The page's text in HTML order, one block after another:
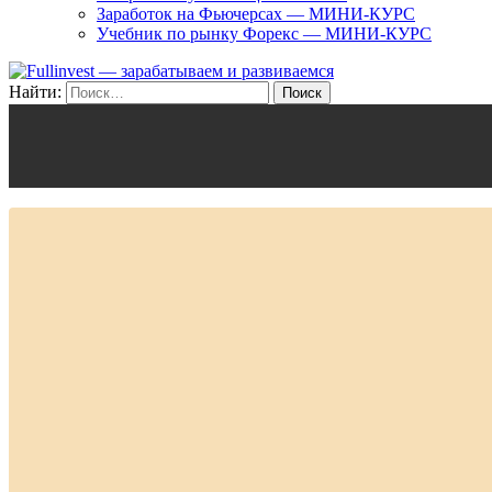
Заработок на Фьючерсах — МИНИ-КУРС
Учебник по рынку Форекс — МИНИ-КУРС
Найти: